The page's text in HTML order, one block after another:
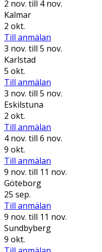
2 nov. till 4 nov.
Kalmar
2 okt.
Till anmälan
3 nov. till 5 nov.
Karlstad
5 okt.
Till anmälan
3 nov. till 5 nov.
Eskilstuna
2 okt.
Till anmälan
4 nov. till 6 nov.
9 okt.
Till anmälan
9 nov. till 11 nov.
Göteborg
25 sep.
Till anmälan
9 nov. till 11 nov.
Sundbyberg
9 okt.